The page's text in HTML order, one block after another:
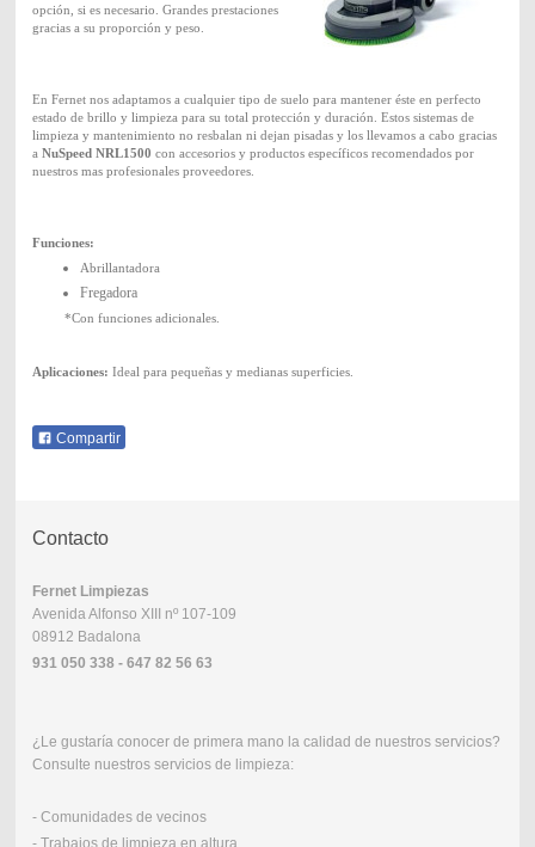
opción, si es necesario. Grandes prestaciones
gracias a su proporción y peso.
En Fernet nos adaptamos a cualquier tipo de suelo para mantener éste en perfecto
estado de brillo y limpieza para su total protección y duración. Estos sistemas de
limpieza y mantenimiento no resbalan ni dejan pisadas y los llevamos a cabo gracias
a NuSpeed NRL1500 con accesorios y productos específicos recomendados por
nuestros mas profesionales proveedores.
Funciones:
Abrillantadora
Fregadora
*Con funciones adicionales.
Aplicaciones: Ideal para pequeñas y medianas superficies.
Compartir
Contacto
Fernet Limpiezas
Avenida Alfonso XIII nº 107-109
08912 Badalona
931 050 338 - 647 82 56 63
¿Le gustaría conocer de primera mano la calidad de nuestros servicios?
Consulte nuestros servicios de limpieza:
- Comunidades de vecinos
- Trabajos de limpieza en altura